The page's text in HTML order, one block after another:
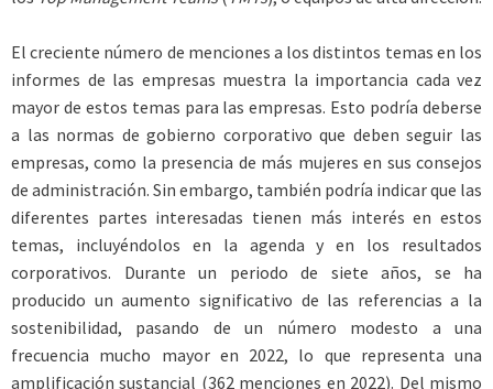
El creciente número de menciones a los distintos temas en los
informes de las empresas muestra la importancia cada vez
mayor de estos temas para las empresas. Esto podría deberse
a las normas de gobierno corporativo que deben seguir las
empresas, como la presencia de más mujeres en sus consejos
de administración. Sin embargo, también podría indicar que las
diferentes partes interesadas tienen más interés en estos
temas, incluyéndolos en la agenda y en los resultados
corporativos. Durante un periodo de siete años, se ha
producido un aumento significativo de las referencias a la
sostenibilidad, pasando de un número modesto a una
frecuencia mucho mayor en 2022, lo que representa una
amplificación sustancial (362 menciones en 2022). Del mismo